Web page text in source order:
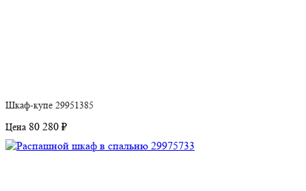
Шкаф-купе 29951385
Цена 80 280 ₽